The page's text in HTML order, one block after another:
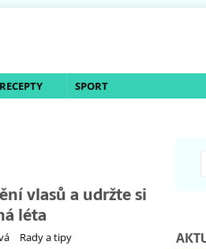
RECEPTY SPORT
vlasů a udržte si
léta
Rady a tipy